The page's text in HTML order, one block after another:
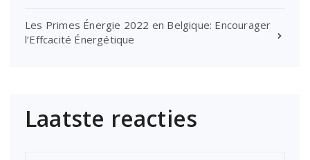
Les Primes Énergie 2022 en Belgique: Encourager
l’Effcacité Énergétique
Laatste reacties